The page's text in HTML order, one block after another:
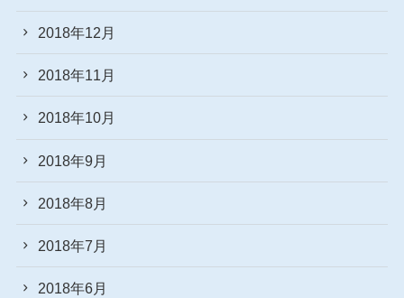
2018年12月
2018年11月
2018年10月
2018年9月
2018年8月
2018年7月
2018年6月